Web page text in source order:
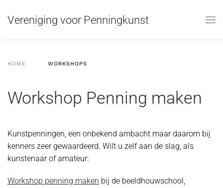
Skip to main content
Vereniging voor Penningkunst
HOME WORKSHOPS
Workshop Penning maken
Kunstpenningen, een onbekend ambacht maar daarom bij
kenners zeer gewaardeerd. Wilt u zelf aan de slag, als
kunstenaar of amateur:
Workshop penning maken bij de beeldhouwschool,